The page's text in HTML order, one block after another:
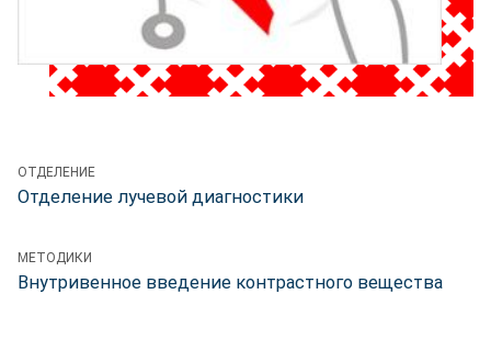
ОТДЕЛЕНИЕ
Отделение лучевой диагностики
МЕТОДИКИ
Внутривенное введение контрастного вещества